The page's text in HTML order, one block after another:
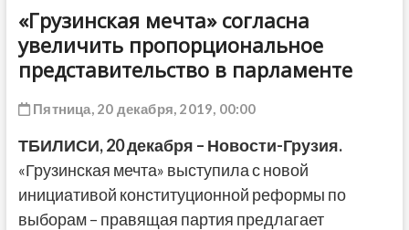
«Грузинская мечта» согласна
увеличить пропорциональное
представительство в парламенте
Пятница, 20 декабря, 2019, 00:00
ТБИЛИСИ, 20 декабря – Новости-Грузия.
«Грузинская мечта» выступила с новой
инициативой конституционной реформы по
выборам – правящая партия предлагает